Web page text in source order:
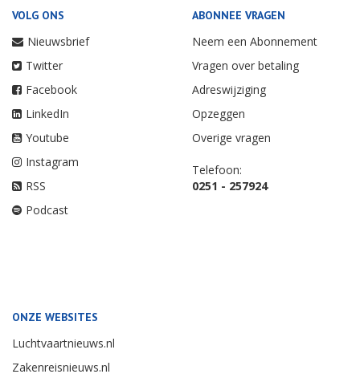
VOLG ONS
Nieuwsbrief
Twitter
Facebook
LinkedIn
Youtube
Instagram
RSS
Podcast
ABONNEE VRAGEN
Neem een Abonnement
Vragen over betaling
Adreswijziging
Opzeggen
Overige vragen
Telefoon:
0251 - 257924
ONZE WEBSITES
Luchtvaartnieuws.nl
Zakenreisnieuws.nl